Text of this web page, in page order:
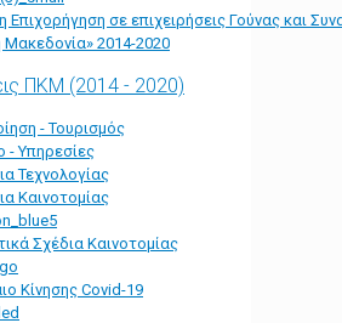
Επιχορήγηση σε επιχειρήσεις Γούνας και
Μακεδονία» 2014-2020
ΠΚΜ (2014 - 2020)
- Τουρισμός
- Υπηρεσίες
Τεχνολογίας
Καινοτομίας
Σχέδια Καινοτομίας
Κίνησης Covid-19